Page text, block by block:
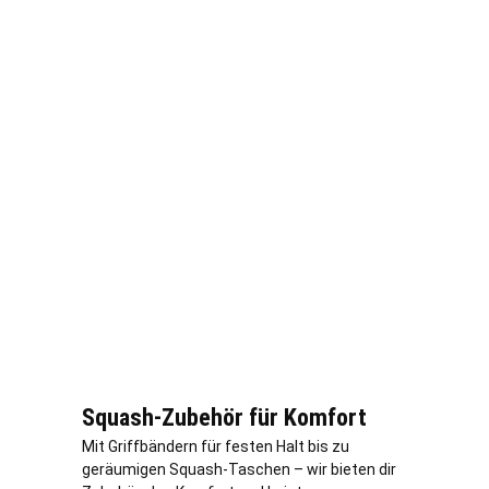
Squash-Zubehör für Komfort
Mit Griffbändern für festen Halt bis zu
geräumigen Squash-Taschen – wir bieten dir